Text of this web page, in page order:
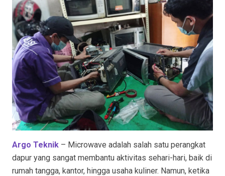
Argo Teknik – Microwave adalah salah satu perangkat
dapur yang sangat membantu aktivitas sehari-hari, baik di
rumah tangga, kantor, hingga usaha kuliner. Namun, ketika